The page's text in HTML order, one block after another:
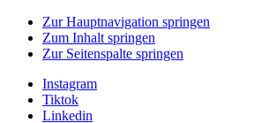
Zur Hauptnavigation springen
Zum Inhalt springen
Zur Seitenspalte springen
Instagram
Tiktok
Linkedin